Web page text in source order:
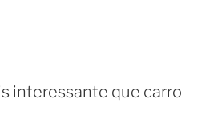
interessante que carro